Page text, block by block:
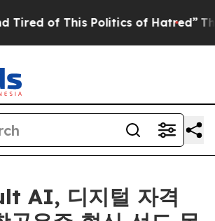
of This Politics of Hatred” The
AI, 디지털 자격